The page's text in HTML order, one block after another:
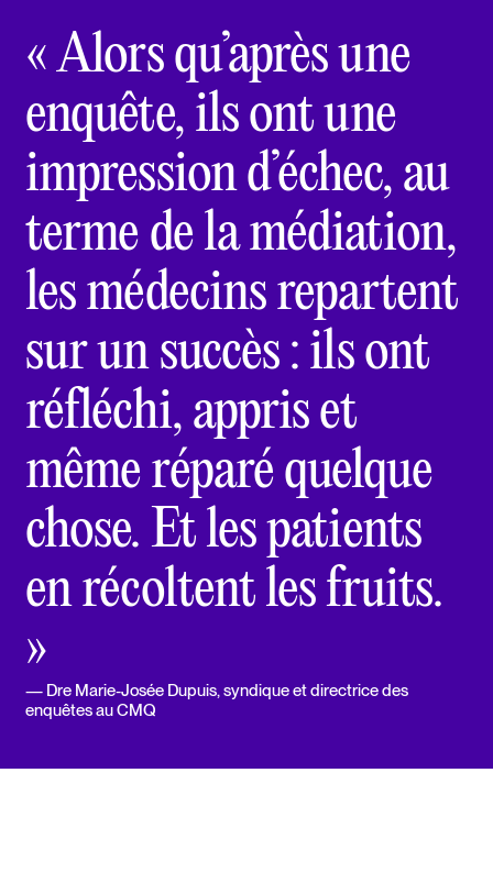
« Alors qu’après une
enquête, ils ont une
impression d’échec, au
terme de la médiation,
les médecins repartent
sur un succès : ils ont
réfléchi, appris et
même réparé quelque
chose. Et les patients
en récoltent les fruits.
»
Dre Marie-Josée Dupuis, syndique et directrice des
enquêtes au CMQ